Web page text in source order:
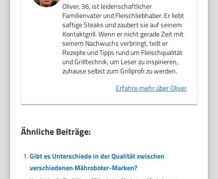
Oliver, 36, ist leidenschaftlicher
Familienvater und Fleischliebhaber. Er liebt
saftige Steaks und zaubert sie auf seinem
Kontaktgrill. Wenn er nicht gerade Zeit mit
seinem Nachwuchs verbringt, teilt er
Rezepte und Tipps rund um Fleischqualität
und Grilltechnik, um Leser zu inspirieren,
zuhause selbst zum Grillprofi zu werden.
Erfahre mehr über Oliver
Ähnliche Beiträge:
Gibt es Unterschiede in der Qualität zwischen
verschiedenen Mähroboter-Marken?